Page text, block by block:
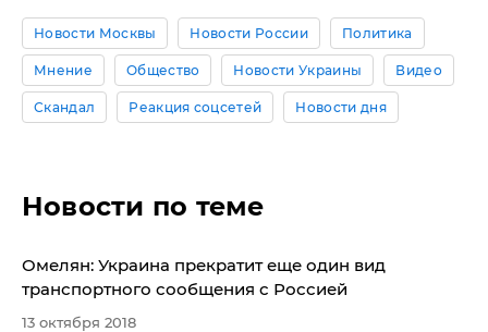
Новости Москвы Новости России Политика
Мнение Общество Новости Украины Видео
Скандал Реакция соцсетей Новости дня
Новости по теме
Омелян: Украина прекратит еще один вид
транспортного сообщения с Россией
13 октября 2018